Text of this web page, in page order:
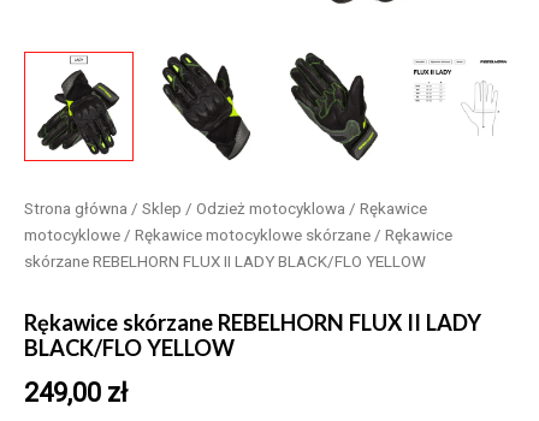
Strona główna / Sklep / Odzież motocyklowa / Rękawice
motocyklowe / Rękawice motocyklowe skórzane / Rękawice
skórzane REBELHORN FLUX II LADY BLACK/FLO YELLOW
Rękawice skórzane REBELHORN FLUX II LADY
BLACK/FLO YELLOW
249,00 zł